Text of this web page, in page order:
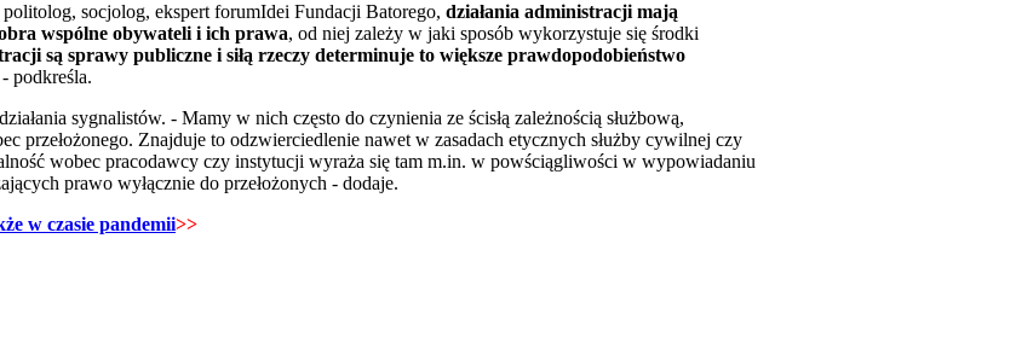
socjolog, ekspert forumIdei Fundacji Batorego, działania administracji mają
wspólne obywateli i ich prawa, od niej zależy w jaki sposób wykorzystuje się środki
są sprawy publiczne i siłą rzeczy determinuje to większe prawdopodobieństwo
- podkreśla.
sygnalistów. - Mamy w nich często do czynienia ze ścisłą zależnością służbową,
przełożonego. Znajduje to odzwierciedlenie nawet w zasadach etycznych służby cywilnej czy
wobec pracodawcy czy instytucji wyraża się tam m.in. w powściągliwości w wypowiadaniu
prawo wyłącznie do przełożonych - dodaje.
w czasie pandemii>>